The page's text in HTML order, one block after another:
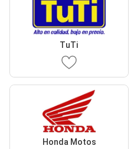
TuTi
Honda Motos